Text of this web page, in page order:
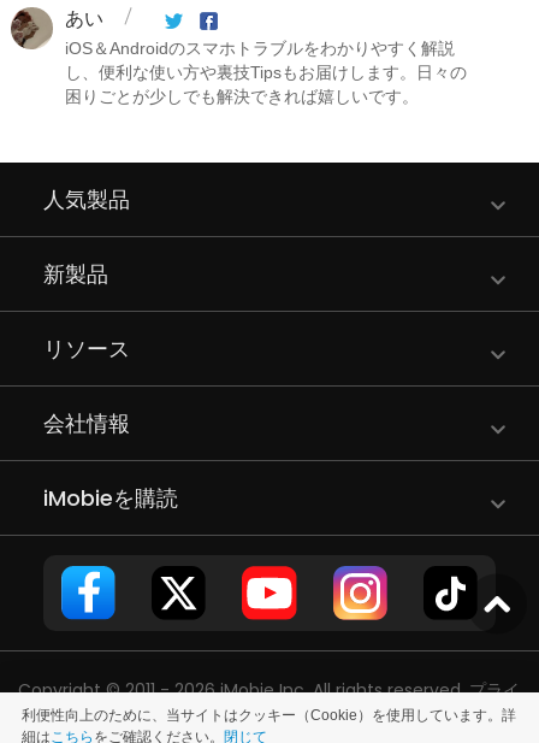
あい
iOS＆Androidのスマホトラブルをわかりやすく解説
し、便利な使い方や裏技Tipsもお届けします。日々の
困りごとが少しでも解決できれば嬉しいです。
人気製品
新製品
リソース
会社情報
iMobieを購読
Copyright © 2011 - 2026 iMobie Inc. All rights reserved.プライ
バシーポリシー|使用許諾契約| 利用規約 |サイトマップ
利便性向上のために、当サイトはクッキー（Cookie）を使用しています。詳
細はこちら をご確認ください。 閉じて